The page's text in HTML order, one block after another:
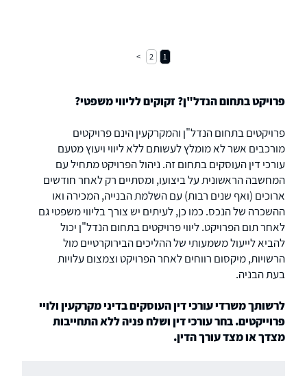
1
2
פרויקט בתחום הנדל"ן? זקוקים לליווי משפטי?
פרויקטים בתחום הנדל"ן והמקרקעין הינם פרויקטים
מורכבים אשר לא מומלץ לעשותם ללא ליווי ויעוץ מטעם
עורכי דין העוסקים בתחום זה. ניהול הפרויקט מתחיל עם
המחשבה הראשונית על ביצועו, ומסתיים רק לאחר חודשים
ארוכים (ואף שנים רבות) עם השלמת הבנייה, המכירה ואו
ההשכרה של הנכס. כמו כן, לעיתים יש צורך בליווי משפטי גם
לאחר תום הפרויקט. ליווי פרויקטים בתחום הנדל"ן יכול
להביא לייעול משמעותי של ההליכים הבירוקרטיים מול
הרשויות, מיקסום רווחים לאחר הפרויקט וצמצום עלויות
בעת הבניה.
לרשותך משרדי עורכי דין העוסקים בדיני מקרקעין ולויי
פרוייקטים. בחר עורכי דין ושלח פניה ללא התחייבות
מצדך או מצד עורך הדין.